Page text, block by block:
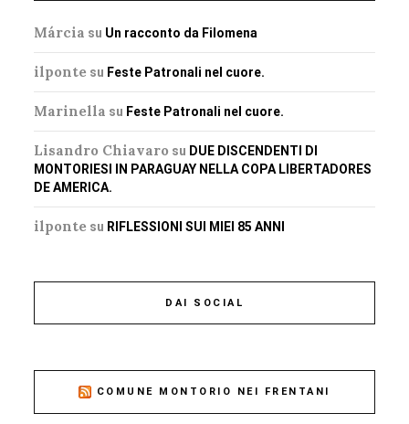
Márcia su Un racconto da Filomena
ilponte su Feste Patronali nel cuore.
Marinella su Feste Patronali nel cuore.
Lisandro Chiavaro su DUE DISCENDENTI DI
MONTORIESI IN PARAGUAY NELLA COPA LIBERTADORES
DE AMERICA.
ilponte su RIFLESSIONI SUI MIEI 85 ANNI
DAI SOCIAL
COMUNE MONTORIO NEI FRENTANI